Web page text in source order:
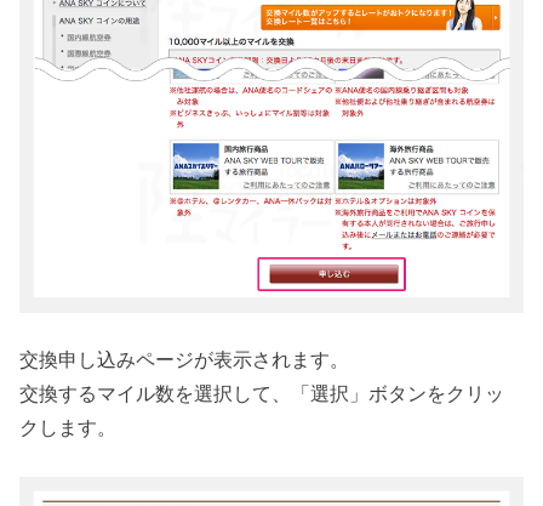
交換申し込みページが表示されます。
交換するマイル数を選択して、「選択」ボタンをクリッ
クします。